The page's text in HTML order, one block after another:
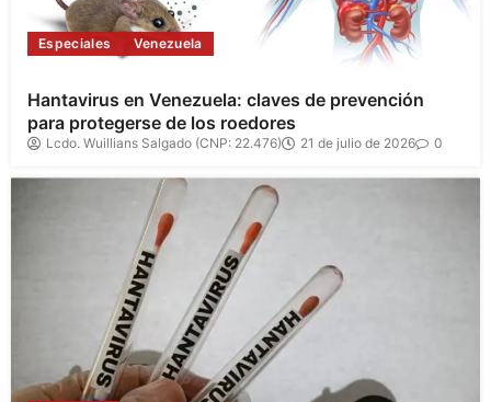
Especiales Venezuela
Hantavirus en Venezuela: claves de prevención
para protegerse de los roedores
Lcdo. Wuillians Salgado (CNP: 22.476) 21 de julio de 2026 0